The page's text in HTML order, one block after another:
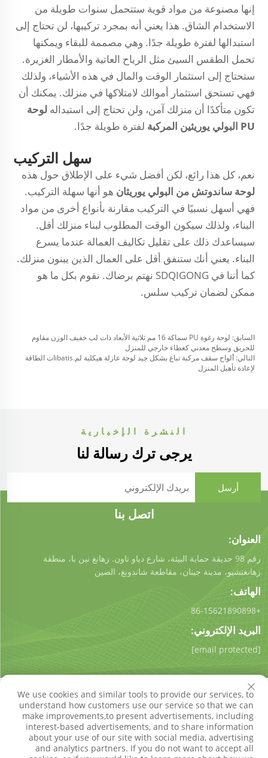
إنها مصنوعة من مواد قوية ستتحمل سنوات طويلة من
الاستخدام الشاق. هذا يعني أنه بمجرد تركيبها، لن تحتاج إلى
استبدالها لفترة طويلة جدًا. وهي مصممة للبقاء ويمكنها
تحمل الطقس السيئ مثل الرياح العاتية والأمطار الغزيرة.
ستحتاج إلى استثمار الوقت والمال في هذه الأشياء، ولذلك
فهي تستحق استثمار أموالك لامتلاكها في منزلك. يمكنك أن
تكون متأكدًا أن منزلك آمن، ولن تحتاج إلى استبداله لوحة
PU البولي يوريثين المركبة
لفترة طويلة جدًا.
سهل التركيب
نعم، كل هذا رائع، لكن أفضل شيء على الإطلاق حول هذه
لوحة ساندوتش من البولي يوريثان هو أنها سهلة التركيب.
فهي أسهل نسبيًا في التركيب مقارنة بأنواع أخرى من مواد
البناء، ولذلك سيكون الوقت المطلوب لبناء منزلك أقل.
سيساعدك ذلك على تقليل تكاليف العمالة عندما يسرع
البناء. يعني أنك ستنفق أقل على العمال الذين يبنون منزلك.
كما أننا في SDQIGONG نهتم برضاك. نقوم بكل ما هو
ممكن لضمان تركيب سلس.
السابق:
لوحة رغوة PU سماكة 16 مم ثلاثية الأبعاد ذات لب خفيف الوزن مقاوم
للحريق وسطح معدني كغطاء خارجي للمنزل
التالي:
ألواح سقف مركبة تباع بشكل جيد لوحة عازلة هيكلية لم.ibatisات الطاقة
لإعادة تأهيل المنزل
النشرة الإخبارية
يرجى ترك رسالة لنا
اتصل بنا
العنوان:
رقم 98 حديقة حماية البيئة، شارع دياو تاون. زهانغ نين با، منطقة
زهانغتشيو، مدينة جينان، مقاطعة شاندونغ، الصين
الهاتف:
+86-15621890898
البريد الإلكتروني:
[email protected]
حقوق النسخ © شركة شاندونغ كيجونغ للتكنولوجيا البيئية المحدودة.
جميع الحقوق محفوظةسياسة الخصوصية مدونة
We use cookies and similar tools to provide our services, to
understand how customers use our service so that we can
make improvements,to present advertisements, including
interest-based advertisements, and to share information
about your use of our site with social media, advertising
and analytics partners. If you do not want to accept all